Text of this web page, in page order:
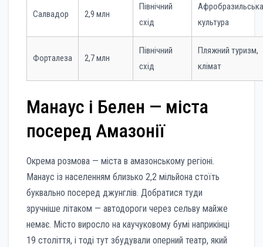
Салвадор 2,9 млн
Північний
схід
Афробразильська
культура
Форталеза 2,7 млн
Північний
схід
Пляжний туризм,
клімат
Манаус і Белен — міста
посеред Амазонії
Окрема розмова — міста в амазонському регіоні.
Манаус із населенням близько 2,2 мільйона стоїть
буквально посеред джунглів. Добратися туди
зручніше літаком — автодороги через сельву майже
немає. Місто виросло на каучуковому бумі наприкінці
19 століття, і тоді тут збудували оперний театр, який